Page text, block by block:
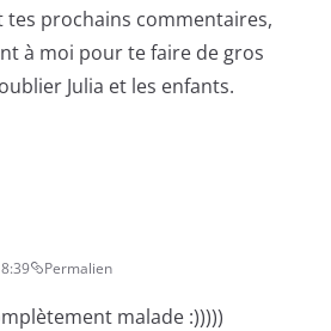
tes prochains commentaires,
à moi pour te faire de gros
Julia et les enfants.
Permalien
malade :)))))